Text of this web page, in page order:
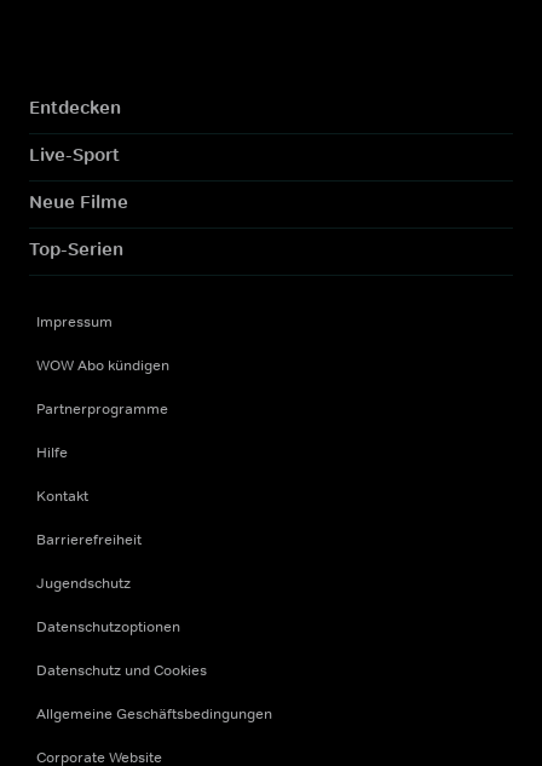
Entdecken
Live-Sport
Neue Filme
Top-Serien
Impressum
WOW Abo kündigen
Partnerprogramme
Hilfe
Kontakt
Barrierefreiheit
Jugendschutz
Datenschutzoptionen
Datenschutz und Cookies
Allgemeine Geschäftsbedingungen
Corporate Website